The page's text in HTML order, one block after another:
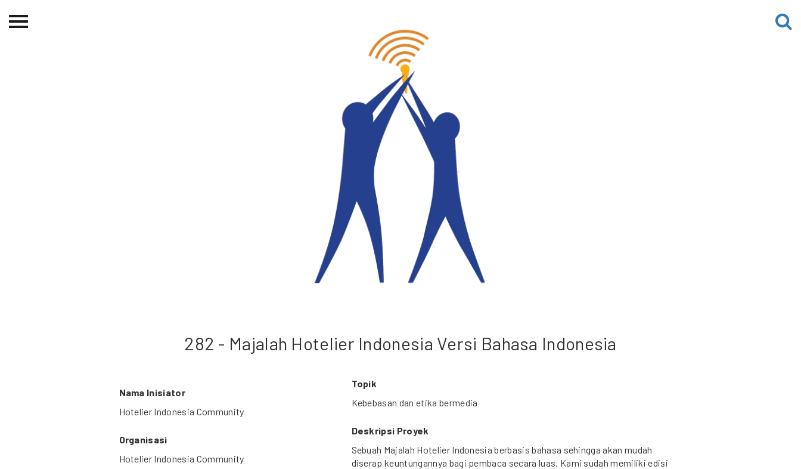
Beranda
282 - Majalah Hotelier Indonesia Versi Bahasa Indonesia
Nama Inisiator
Hotelier Indonesia Community
Organisasi
Hotelier Indonesia Community
Topik
Kebebasan dan etika bermedia
Deskripsi Proyek
Sebuah Majalah Hotelier Indonesia berbasis bahasa sehingga akan mudah
diserap keuntungannya bagi pembaca secara luas. Kami sudah memiliki edisi